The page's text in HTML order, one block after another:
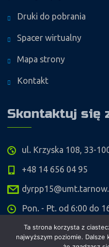
Druki do pobrania
Spacer wirtualny
Mapa strony
Kontakt
Skontaktuj się
ul. Krzyska 108, 33-
+48 14 656 04 95
Pon. - Pt. od 6:00 do
Ta strona korzysta z
najwyższym poziomie.